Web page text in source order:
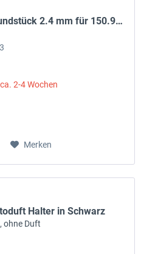
KS TOOLS Mundstück 2.4 mm für 150.9540
2-4 Wochen
Merken
Halter in Schwarz
ohne Duft